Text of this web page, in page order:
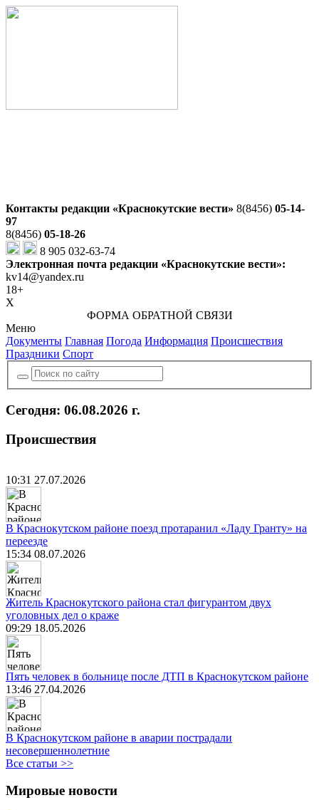
Контакты редакции «Краснокутские вести» 8(8456) 05-14-
97
8(8456) 05-18-26
8 905 032-63-74
Электронная почта редакции «Краснокутские вести»:
kv14@yandex.ru
18+
X
ФОРМА ОБРАТНОЙ СВЯЗИ
Меню
Документы Главная Погода Информация Происшествия
Праздники Спорт
Сегодня: 06.08.2026 г.
Происшествия
10:31 27.07.2026
В Краснокутском районе поезд протаранил «Ладу Гранту» на
переезде
15:34 08.07.2026
Житель Краснокутского района стал фигурантом двух
уголовных дел о краже
09:29 18.05.2026
Пять человек в больнице после ДТП в Краснокутском районе
13:46 27.04.2026
В Краснокутском районе в аварии пострадали
несовершеннолетние
Все статьи >>
Мировые новости